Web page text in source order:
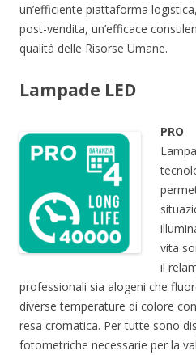
un’efficiente piattaforma
post-vendita, un’efficace
qualità delle Risorse Umane.
Lampade LED
PRO
vita
il
professionali sia alogeni che
diverse temperature di colore
resa cromatica. Per tutte sono
fotometriche necessarie per la